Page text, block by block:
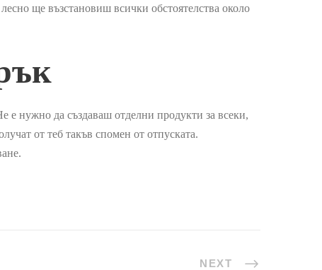
ще възстановиш всички обстоятелства около
е нужно да създаваш отделни продукти за всеки,
от теб такъв спомен от отпуската.
NEXT